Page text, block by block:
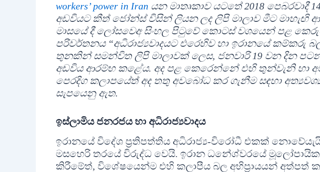
workers’ power in Iran යන මාතෘකාව යටතේ 2018 පෙබරවාදී
අඩවියට කීත් ජෝන්ස් විසින් ලියන ලද ලිපි මාලාව මීට මාහැඟි
මාසයේ දී ලෝසවෙඅ සිංහල පිටුවේ කොටස් වශයෙන් පළ
පරිවර්තනය “අධිරාජ්‍යවාදයට එරෙහිව හා ඉරානයේ කම්කරු
තුනකින් සමන්විත ලිපි මාලාවක් ලෙස, ජනවාරි 19 වන දින පටන්
අඩවිය ආරම්භ කළේය. අද පළ කෙරෙන්නේ එහි තුන්වැනි හා
පෙරදිග කලාපයේත් අද තතු අවබෝධ කර ගැනීම සඳහා
සැපයෙනු ඇත.
ඉස්ලාමිය ජනරජය හා අධිරාජ්‍යවාදය
ඉරානයේ විදේශ ප‍්‍රතිපත්තිය අධිරාජ්‍ය-විරෝධී එකක්
මසහෙරි තරයේ විරුද්ධ වෙයි. ඉරාන ධනේශ්වරයේ මූලෝපායික
කිරීමේත්, විශේෂයෙන්ම එහි කලාපීය බල අභිප‍්‍රායයන් අත්පත්